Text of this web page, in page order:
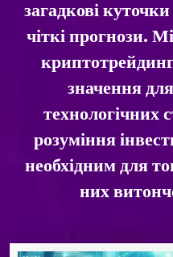
загадкові
чіткі прогнози.
значення
технологічних
розуміння
необхідним для
них